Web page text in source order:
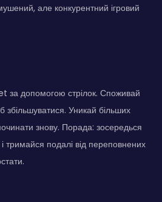
але конкурентний ігровий
за допомогою стрілок. Споживай
Уникай більших
знову. Порада: зосередься
тримайся подалі від переповнених